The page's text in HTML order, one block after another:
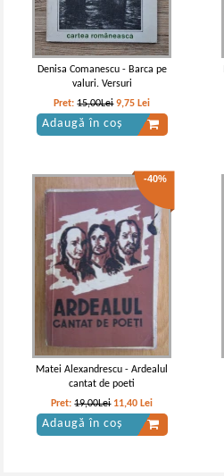
Ion Barbu - Opere. Dupa melci. Joc
secund. Versuri parnasiene si de
circumstanta, autografe, laude si
satire amicale (2 volume)
Denisa Comanescu - Barca pe
valuri. Versuri
Pret:15,00Lei 9,75 Lei
Adaugă în coș
-40%
Matei Alexandrescu - Ardealul
cantat de poeti
Pret:19,00Lei 11,40 Lei
Adaugă în coș